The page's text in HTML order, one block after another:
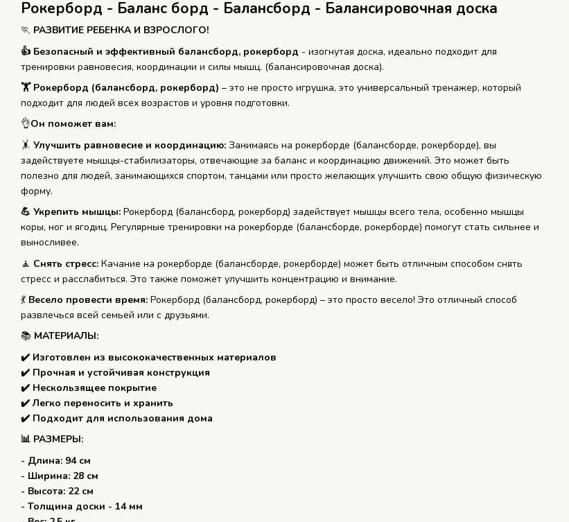
Рокерборд - Баланс борд - Балансборд - Балансировочная доска
🏃 РАЗВИТИЕ РЕБЕНКА И ВЗРОСЛОГО!
👍 Безопасный и эффективный балансборд, рокерборд - изогнутая доска, идеально подходит для
тренировки равновесия, координации и силы мышц. (балансировочная доска).
🏋 Рокерборд (балансборд, рокерборд) – это не просто игрушка, это универсальный тренажер, который
подходит для людей всех возрастов и уровня подготовки.
👌️Он поможет вам:
🤸️ Улучшить равновесие и координацию: Занимаясь на рокерборде (балансборде, рокерборде), вы
задействуете мышцы-стабилизаторы, отвечающие за баланс и координацию движений. Это может быть
полезно для людей, занимающихся спортом, танцами или просто желающих улучшить свою общую физическую
форму.
💪 Укрепить мышцы: Рокерборд (балансборд, рокерборд) задействует мышцы всего тела, особенно мышцы
коры, ног и ягодиц. Регулярные тренировки на рокерборде (балансборде, рокерборде) помогут стать сильнее и
выносливее.
🧘️ Снять стресс: Качание на рокерборде (балансборде, рокерборде) может быть отличным способом снять
стресс и расслабиться. Это также поможет улучшить концентрацию и внимание.
💃️ Весело провести время: Рокерборд (балансборд, рокерборд) – это просто весело! Это отличный способ
развлечься всей семьей или с друзьями.
📚 МАТЕРИАЛЫ:
✔️ Изготовлен из высококачественных материалов
✔️ Прочная и устойчивая конструкция
✔️ Нескользящее покрытие
✔️ Легко переносить и хранить
✔️ Подходит для использования дома
📊 РАЗМЕРЫ:
- Длина: 94 см
- Ширина: 28 см
- Высота: 22 см
- Толщина доски - 14 мм